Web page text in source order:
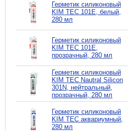
Герметик силиконовый
KIM TEC 101Е, белый,
280 мл
Герметик силиконовый
KIM TEC 101Е,
прозрачный, 280 мл
Герметик силиконовый
KIM TEC Nautral Silicon
301N, нейтральный,
прозрачный, 280 мл
Герметик силиконовый
KIM TEC аквариумный,
280 мл